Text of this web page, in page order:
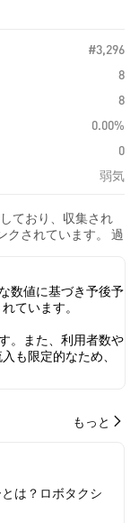
#3,296
8
8
0.00%
0
弱気
ており、収集され
クされています。 過
ース記事が 0 件公
トが強気の感情を
した。 37.50% の
らの感情分析は 32
数値に基づき予後予
ています。
。また、利用者数や
も限定的なため、
もっと
は？ロボタクシ